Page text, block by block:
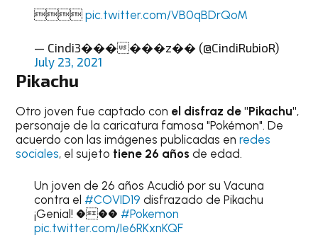
 pic.twitter.com/VB0qBDrQoM
— Cindi3������z�� (@CindiRubioR)
July 23, 2021
Pikachu
Otro joven fue captado con el disfraz de "Pikachu",
personaje de la caricatura famosa "Pokémon". De
acuerdo con las imágenes publicadas enredes
sociales, el sujeto tiene 26 añosde edad.
Un joven de 26 años Acudió por su Vacuna
contra el #COVID19 disfrazado de Pikachu
¡Genial! ��� #Pokemon
pic.twitter.com/Ie6RKxnKQF